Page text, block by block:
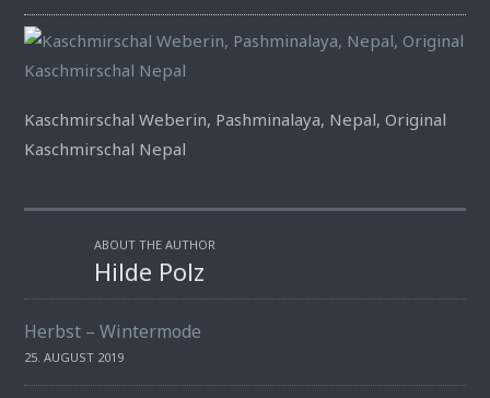
Kaschmirschal Weberin, Pashminalaya, Nepal, Original
Kaschmirschal Nepal
ABOUT THE AUTHOR
Hilde Polz
Herbst – Wintermode
25. AUGUST 2019